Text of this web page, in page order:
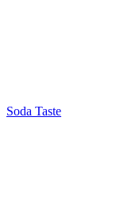
Soda Taste